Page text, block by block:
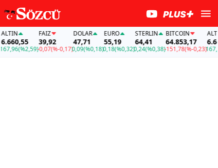
FAİZ
39,92
-0,07(%-0,17)
DOLAR
47,71
0,09(%0,18)
EURO
55,19
0,18(%0,32)
STERLIN
64,41
0,24(%0,38)
BITCOIN
64.853,17
-151,78(%-0,23)
ALTIN
6.660,55
167,96